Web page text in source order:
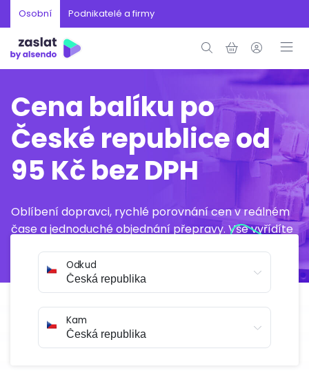
Osobní Podnikatelé a firmy
Cena balíku po
České republice od
95 Kč bez DPH
Oblíbení dopravci, rychlé porovnání cen v reálném
čase a jednoduché objednání přepravy. Vše vyřídíte
Odkud
Kam